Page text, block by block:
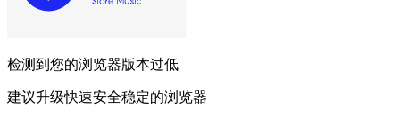
检测到您的浏览器版本过低
建议升级快速安全稳定的浏览器